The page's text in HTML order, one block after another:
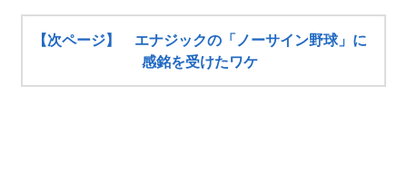
【次ページ】 エナジックの「ノーサイン野球」に
感銘を受けたワケ